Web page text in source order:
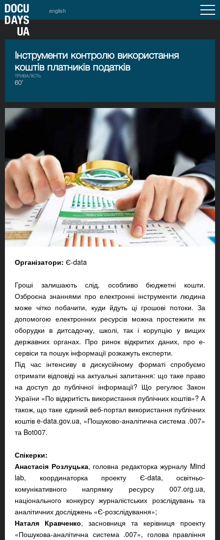
english
Інструменти контролю використання
коштів платників податків
ТРИВАЛІСТЬ
60’
Організатори: Є-data
Гроші залишають слід, особливо бюджетні кошти.
Озброєна знаннями про електронні інструменти людина
може чітко побачити, куди йдуть ці грошові потоки. За
допомогою електронних ресурсів можна простежити як
оборудки в дитсадочку, школі, так і корупцію у вищих
державних органах. Про ринок відкритих даних, про е-
сервіси та пошук інформації розкажуть експерти.
Під час інтенсиву в дискусійному форматі спробуємо
отримати відповіді на актуальні запитання: що таке право
на доступ до публічної інформації? Що регулює Закон
України «По відкритість використання публічних коштів»? А
також, що таке єдиний веб-портал використання публічних
коштів e-data.gov.ua, «Пошуково-аналітична система .007»
та Bot007.
Спікерки:
Анастасія Розлуцька, головна редакторка журналу Mind
lab, координаторка проекту Є-data, освітньо-
комунікативного напрямку ресурсу 007.org.ua,
національного конкурсу журналістських розслідувань та
аналітичних досліджень «Є-розслідування»;
Наталя Кравченко, засновниця та керівниця проекту
«Пошукова-аналітична система .007», голова правління